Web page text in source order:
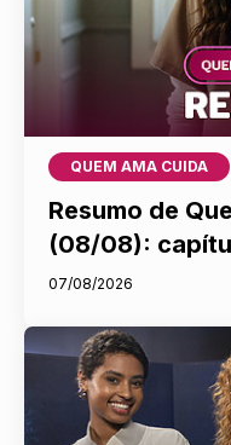
QUEM AMA CUIDA
Resumo de
(08/08):
07/08/2026